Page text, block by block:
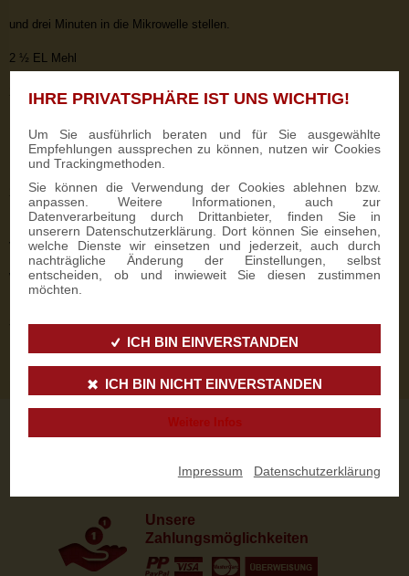
IHRE PRIVATSPHÄRE IST UNS WICHTIG!
Um Sie ausführlich beraten und für Sie ausgewählte
Empfehlungen aussprechen zu können, nutzen wir Cookies
und Trackingmethoden.
Sie können die Verwendung der Cookies ablehnen bzw.
anpassen. Weitere Informationen, auch zur
Datenverarbeitung durch Drittanbieter, finden Sie in
unserern Datenschutzerklärung. Dort können Sie einsehen,
welche Dienste wir einsetzen und jederzeit, auch durch
nachträgliche Änderung der Einstellungen, selbst
entscheiden, ob und inwieweit Sie diesen zustimmen
möchten.
ICH BIN EINVERSTANDEN
ICH BIN NICHT EINVERSTANDEN
Weitere Infos
Impressum Datenschutzerklärung
und drei Minuten in die Mikrowelle stellen.
2 ½ EL Mehl
2 ½ EL Zucker
1 Ei
2 EL Öl
Das Grundrezept kann dann natürlich nach Belieben verfeinert oder
verändert werden.
Wir wünschen viel Spaß beim nachbacken und probieren!
Schlagworte: Tassenkuchen Kuchen
Mikrowelle
Posted inRezepteByKerstin Beug
Wir versenden
Unsere
Zahlungsmöglichkeiten